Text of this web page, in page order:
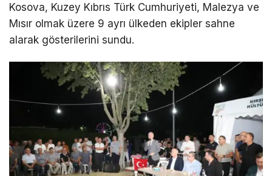
Kosova, Kuzey Kıbrıs Türk Cumhuriyeti, Malezya ve
Mısır olmak üzere 9 ayrı ülkeden ekipler sahne
alarak gösterilerini sundu.